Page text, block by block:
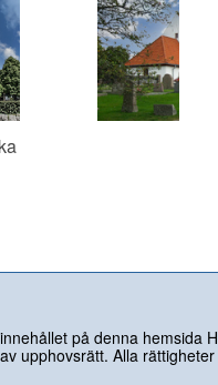
på denna hemsida
upphovsrätt. Alla rättigheter